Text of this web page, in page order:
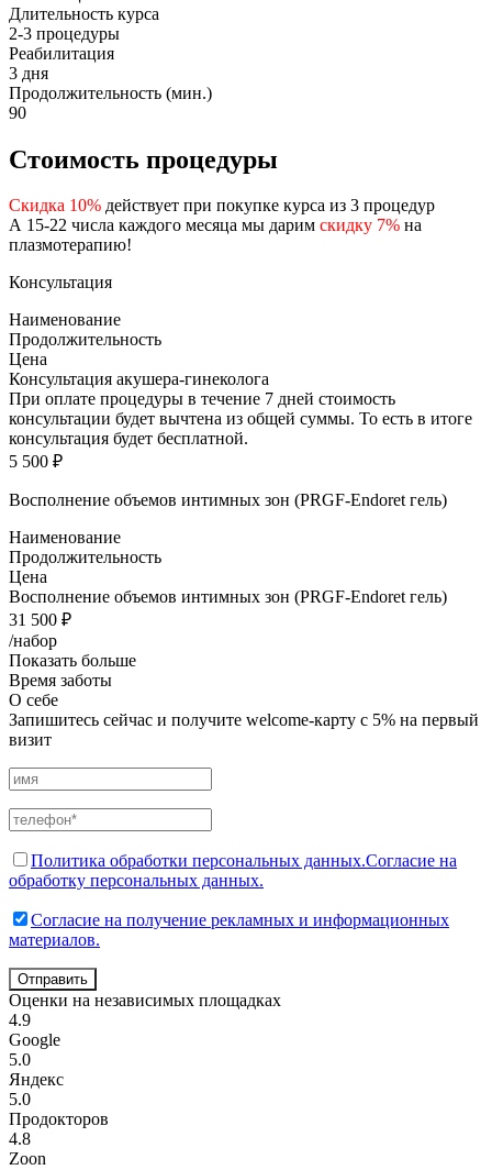
Длительность курса
2-3 процедуры
Реабилитация
3 дня
Продолжительность (мин.)
90
Стоимость процедуры
Скидка 10% действует при покупке курса из 3 процедур
А 15-22 числа каждого месяца мы дарим скидку 7% на
плазмотерапию!
Консультация
Наименование
Продолжительность
Цена
Консультация акушера-гинеколога
При оплате процедуры в течение 7 дней стоимость
консультации будет вычтена из общей суммы. То есть в итоге
консультация будет бесплатной.
5 500 ₽
Восполнение объемов интимных зон (PRGF-Endoret гель)
Наименование
Продолжительность
Цена
Восполнение объемов интимных зон (PRGF-Endoret гель)
31 500 ₽
/набор
Показать больше
Время заботы
О себе
Запишитесь сейчас и получите welcome-карту с 5% на первый
визит
Политика обработки персональных данных.Согласие на
обработку персональных данных.
Согласие на получение рекламных и информационных
материалов.
Отправить
Оценки на независимых площадках
4.9
Google
5.0
Яндекс
5.0
Продокторов
4.8
Zoon